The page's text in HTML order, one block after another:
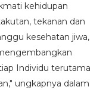
kehidupan
tekanan dan
kesehatan jiwa,
Individu terutama
ungkapnya dalam